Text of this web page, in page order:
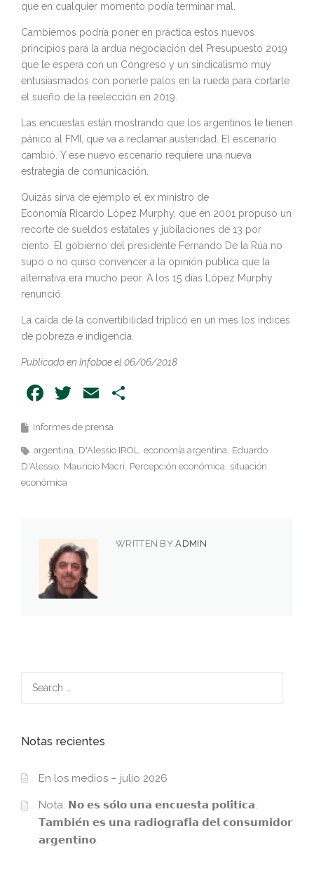
que en cualquier momento podía terminar mal.
Cambiemos podría poner en práctica estos nuevos
principios para la ardua negociación del Presupuesto 2019
que le espera con un Congreso y un sindicalismo muy
entusiasmados con ponerle palos en la rueda para cortarle
el sueño de la reelección en 2019.
Las encuestas están mostrando que los argentinos le tienen
pánico al FMI, que va a reclamar austeridad. El escenario
cambió. Y ese nuevo escenario requiere una nueva
estrategia de comunicación.
Quizás sirva de ejemplo el ex ministro de
Economía Ricardo López Murphy, que en 2001 propuso un
recorte de sueldos estatales y jubilaciones de 13 por
ciento. El gobierno del presidente Fernando De la Rúa no
supo o no quiso convencer a la opinión pública que la
alternativa era mucho peor. A los 15 días López Murphy
renunció.
La caída de la convertibilidad triplicó en un mes los índices
de pobreza e indigencia.
Publicado en Infobae el 06/06/2018
Facebook
Twitter
Email
Informes de prensa
argentina D'Alessio IROL economía argentina Eduardo
D'Alessio Mauricio Macri Percepción económica situación
económica
WRITTEN BYADMIN
Notas recientes
En los medios – julio 2026
Nota: 𝗡𝗼 𝗲𝘀 𝘀𝗼́𝗹𝗼 𝘂𝗻𝗮 𝗲𝗻𝗰𝘂𝗲𝘀𝘁𝗮 𝗽𝗼𝗹𝗶́𝘁𝗶𝗰𝗮.
𝗧𝗮𝗺𝗯𝗶𝗲́𝗻 𝗲𝘀 𝘂𝗻𝗮 𝗿𝗮𝗱𝗶𝗼𝗴𝗿𝗮𝗳𝗶́𝗮 𝗱𝗲𝗹 𝗰𝗼𝗻𝘀𝘂𝗺𝗶𝗱𝗼𝗿
𝗮𝗿𝗴𝗲𝗻𝘁𝗶𝗻𝗼.